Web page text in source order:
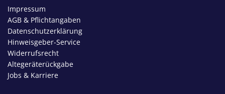
Impressum
AGB & Pflichtangaben
Datenschutzerklärung
Hinweisgeber-Service
Widerrufsrecht
Altegeräterückgabe
Jobs & Karriere